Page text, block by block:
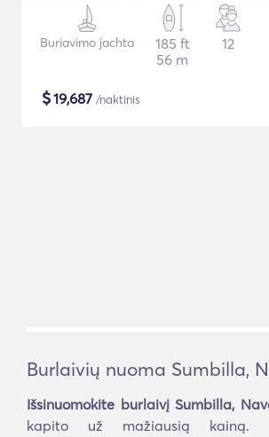
Buriavimo jachta
185 ft
56 m
12
$19,687 /naktinis
Burlaivių nuoma Sumbilla,
Išsinuomokite burlaivį Sumbilla,
kapito už mažiausią kainą.